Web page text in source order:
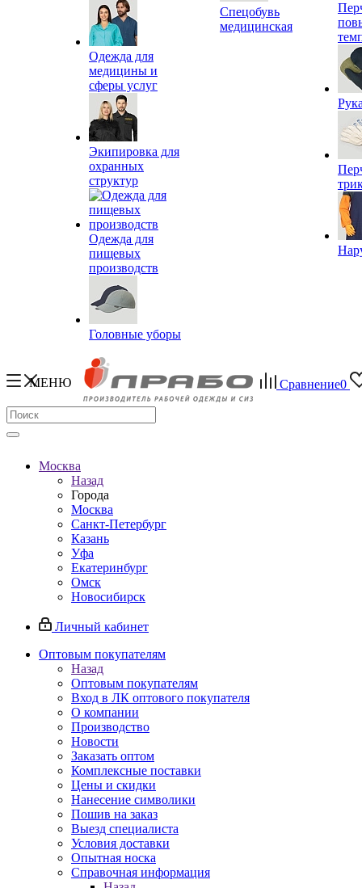
Одежда для
медицины и
сферы услуг
Экипировка для
охранных
структур
Одежда для
пищевых
производств
Головные уборы
Спецобувь
медицинская
МЕНЮ Сравнение0
Москва
Назад
Города
Москва
Санкт-Петербург
Казань
Уфа
Екатеринбург
Омск
Новосибирск
Личный кабинет
Оптовым покупателям
Назад
Оптовым покупателям
Вход в ЛК оптового покупателя
О компании
Производство
Новости
Заказать оптом
Комплексные поставки
Цены и скидки
Нанесение символики
Пошив на заказ
Выезд специалиста
Условия доставки
Опытная носка
Справочная информация